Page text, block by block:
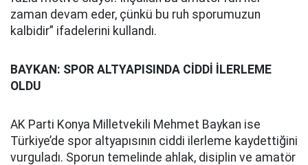
zaman devam eder, çünkü bu ruh sporumuzun
kalbidir” ifadelerini kullandı.
BAYKAN: SPOR ALTYAPISINDA CİDDİ İLERLEME
OLDU
AK Parti Konya Milletvekili Mehmet Baykan ise
Türkiye’de spor altyapısının ciddi ilerleme kaydettiğini
vurguladı. Sporun temelinde ahlak, disiplin ve amatör